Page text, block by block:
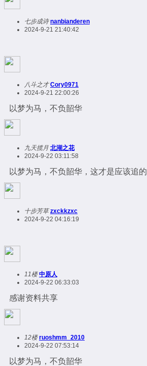
七步成诗 nanbianderen
2024-9-21 21:40:42
八斗之才 Cory0971
2024-9-21 22:00:26
以梦为马，不负韶华
九天揽月 北湖之花
2024-9-22 03:11:58
以梦为马，不负韶华，这才是应该追
十步芳草 zxckkzxc
2024-9-22 04:16:19
11楼 中原人
2024-9-22 06:33:03
感谢资料共享
12楼 ruoshmm_2010
2024-9-22 07:53:14
以梦为马，不负韶华